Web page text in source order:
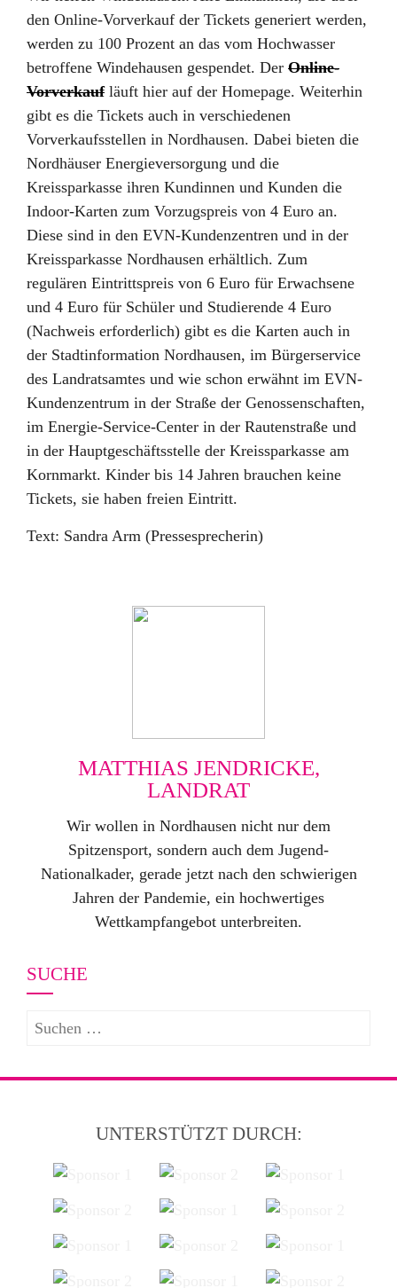
den Online-Vorverkauf der Tickets generiert werden,
werden zu 100 Prozent an das vom Hochwasser
betroffene Windehausen gespendet. Der Online-
Vorverkaufläuft hier auf der Homepage. Weiterhin
gibt es die Tickets auch in verschiedenen
Vorverkaufsstellen in Nordhausen. Dabei bieten die
Nordhäuser Energieversorgung und die
Kreissparkasse ihren Kundinnen und Kunden die
Indoor-Karten zum Vorzugspreis von 4 Euro an.
Diese sind in den EVN-Kundenzentren und in der
Kreissparkasse Nordhausen erhältlich. Zum
regulären Eintrittspreis von 6 Euro für Erwachsene
und 4 Euro für Schüler und Studierende 4 Euro
(Nachweis erforderlich) gibt es die Karten auch in
der Stadtinformation Nordhausen, im Bürgerservice
des Landratsamtes und wie schon erwähnt im EVN-
Kundenzentrum in der Straße der Genossenschaften,
im Energie-Service-Center in der Rautenstraße und
in der Hauptgeschäftsstelle der Kreissparkasse am
Kornmarkt. Kinder bis 14 Jahren brauchen keine
Tickets, sie haben freien Eintritt.
Text: Sandra Arm (Pressesprecherin)
MATTHIAS JENDRICKE,
LANDRAT
Wir wollen in Nordhausen nicht nur dem
Spitzensport, sondern auch dem Jugend-
Nationalkader, gerade jetzt nach den schwierigen
Jahren der Pandemie, ein hochwertiges
Wettkampfangebot unterbreiten.
SUCHE
UNTERSTÜTZT DURCH: